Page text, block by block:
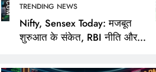
TRENDING NEWS
Nifty, Sensex Today: मजबूत
शुरुआत के संकेत, RBI नीति और